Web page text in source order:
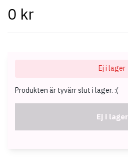
0 kr
Ej i lager
Produkten är tyvärr slut i lager. :(
Ej i lager